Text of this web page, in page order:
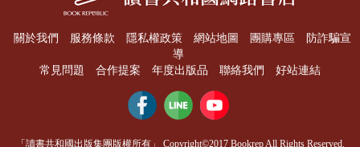
個極端是南斯拉夫，它歷經的苦難遠超過俄羅斯。別忘了，
當俄羅斯在一九二○年代從君主制轉型為共產專制，它付出
的代價也遠比一九九○年代慘重：數百萬人餓死，全國也陷
入內戰。當一個經濟總體面臨轉型，過程是絕不可能漂亮
話說回來，葉爾欽還是犯了一個難以原諒的錯誤，而且至今
關於我們 服務條款 隱私權政策 網站地圖 團購專區
防詐騙宣
導
常見問題
合作提案 年度出版品 聯絡我們 好站連結
「讀書共和國出版集團版權所有」 Copyright©2017 Bookrep All Rights Reserved.